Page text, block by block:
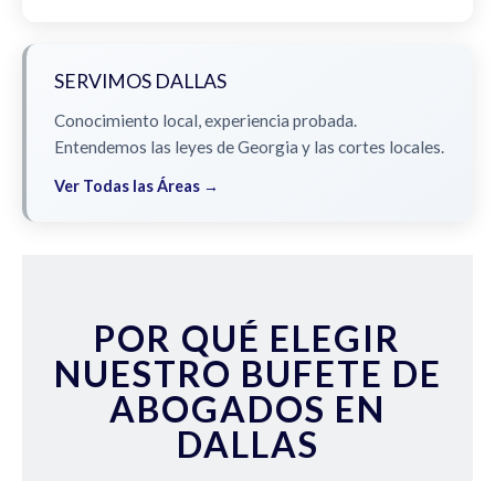
SERVIMOS DALLAS
Conocimiento local, experiencia probada.
Entendemos las leyes de Georgia y las cortes locales.
Ver Todas las Áreas →
POR QUÉ ELEGIR
NUESTRO BUFETE DE
ABOGADOS EN
DALLAS